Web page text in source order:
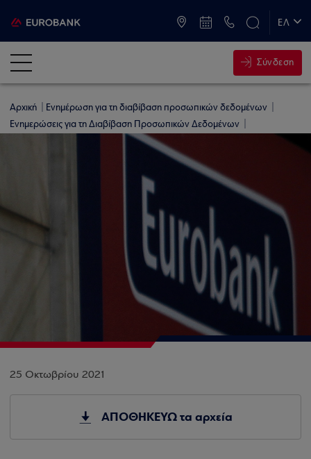
ΕΛ
Σύνδεση
Αρχική
Ενημέρωση για τη διαβίβαση προσωπικών δεδομένων
Ενημερώσεις για τη Διαβίβαση Προσωπικών Δεδομένων
25 Οκτωβρίου 2021
ΑΠΟΘΗΚΕΥΩ τα αρχεία